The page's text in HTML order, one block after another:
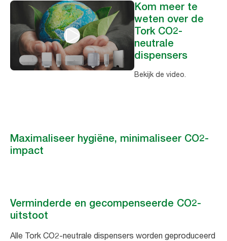
Kom meer te
weten over de
Tork CO2-
neutrale
dispensers
Bekijk de video.
Maximaliseer hygiëne, minimaliseer CO2-
impact
Verminderde en gecompenseerde CO2-
uitstoot
Alle Tork CO2-neutrale dispensers worden geproduceerd